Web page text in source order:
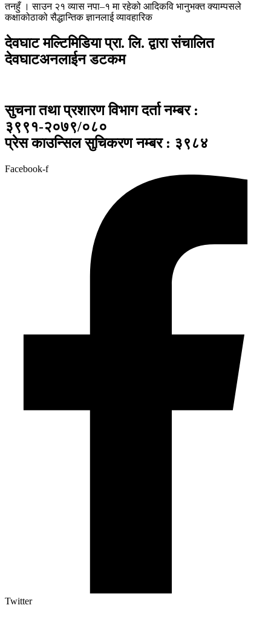
तनहुँ । साउन २१ ​व्यास नपा–१ मा रहेको आदिकवि भानुभक्त क्याम्पसले
कक्षाकोठाको सैद्धान्तिक ज्ञानलाई व्यावहारिक
देवघाट मल्टिमिडिया प्रा. लि. द्वारा संचालित
देवघाटअनलाईन डटकम
सुचना तथा प्रशारण विभाग दर्ता नम्बर :
३९९१-२०७९/०८०
प्रेस काउन्सिल सुचिकरण नम्बर : ३९८४
Facebook-f
Twitter